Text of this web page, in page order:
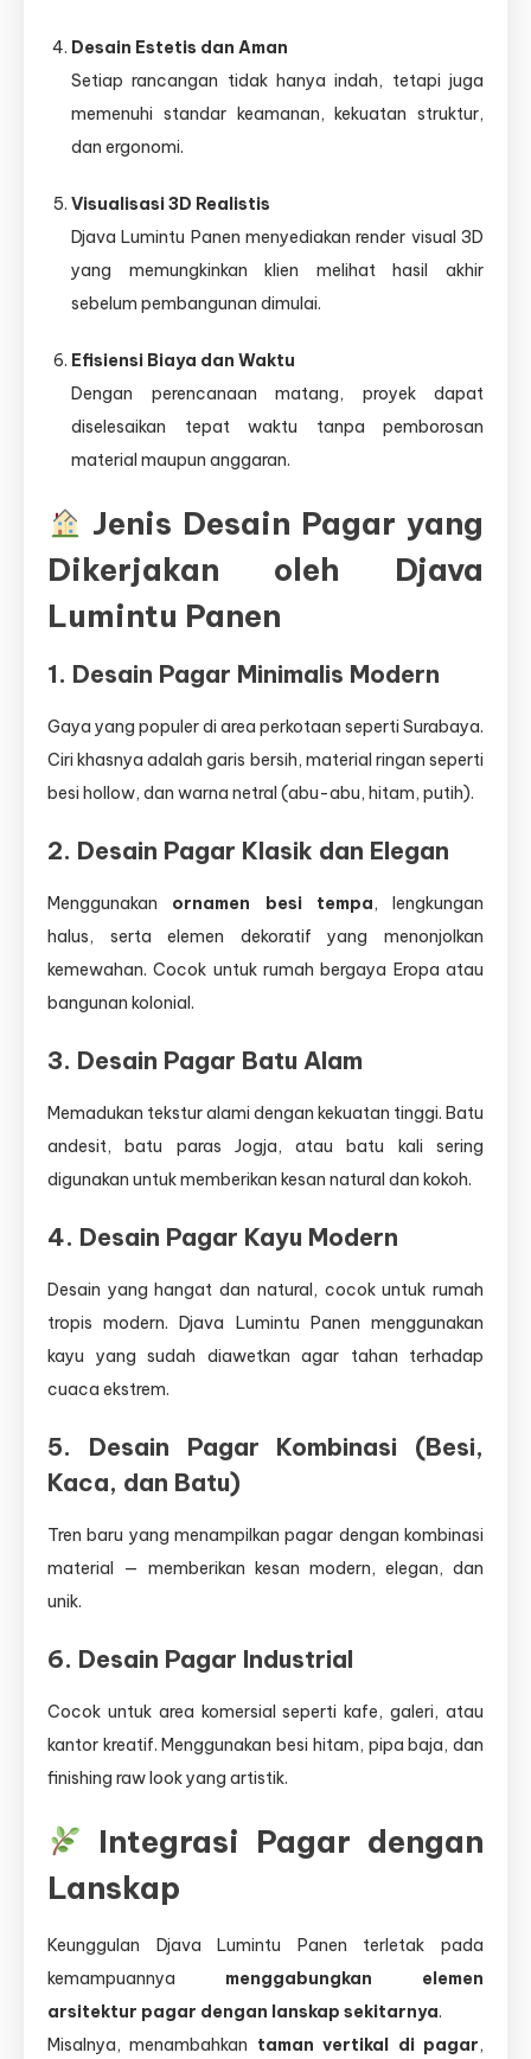
Desain Estetis dan Aman
Setiap rancangan tidak hanya indah, tetapi juga
memenuhi standar keamanan, kekuatan struktur,
dan ergonomi.
Visualisasi 3D Realistis
Djava Lumintu Panen menyediakan render visual 3D
yang memungkinkan klien melihat hasil akhir
sebelum pembangunan dimulai.
Efisiensi Biaya dan Waktu
Dengan perencanaan matang, proyek dapat
diselesaikan tepat waktu tanpa pemborosan
material maupun anggaran.
Jenis Desain Pagar yang
Dikerjakan oleh Djava
Lumintu Panen
1. Desain Pagar Minimalis Modern
Gaya yang populer di area perkotaan seperti Surabaya.
Ciri khasnya adalah garis bersih, material ringan seperti
besi hollow, dan warna netral (abu-abu, hitam, putih).
2. Desain Pagar Klasik dan Elegan
Menggunakan ornamen besi tempa, lengkungan
halus, serta elemen dekoratif yang menonjolkan
kemewahan. Cocok untuk rumah bergaya Eropa atau
bangunan kolonial.
3. Desain Pagar Batu Alam
Memadukan tekstur alami dengan kekuatan tinggi. Batu
andesit, batu paras Jogja, atau batu kali sering
digunakan untuk memberikan kesan natural dan kokoh.
4. Desain Pagar Kayu Modern
Desain yang hangat dan natural, cocok untuk rumah
tropis modern. Djava Lumintu Panen menggunakan
kayu yang sudah diawetkan agar tahan terhadap
cuaca ekstrem.
5. Desain Pagar Kombinasi (Besi,
Kaca, dan Batu)
Tren baru yang menampilkan pagar dengan kombinasi
material — memberikan kesan modern, elegan, dan
unik.
6. Desain Pagar Industrial
Cocok untuk area komersial seperti kafe, galeri, atau
kantor kreatif. Menggunakan besi hitam, pipa baja, dan
finishing raw look yang artistik.
Integrasi Pagar dengan
Lanskap
Keunggulan Djava Lumintu Panen terletak pada
kemampuannya menggabungkan elemen
arsitektur pagar dengan lanskap sekitarnya.
Misalnya, menambahkan taman vertikal di pagar,